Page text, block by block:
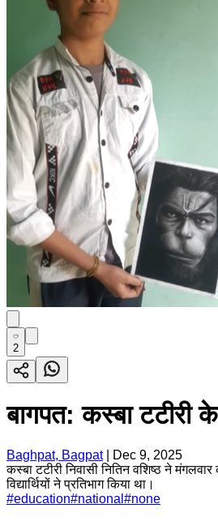
2
बागपत: कस्बा टटीरी
Baghpat, Bagpat|
Dec 9, 2025
कस्बा टटीरी निवासी नितिन वशिष्ठ ने
विद्यार्थियों ने प्रतिभाग किया था।
#education#national #none